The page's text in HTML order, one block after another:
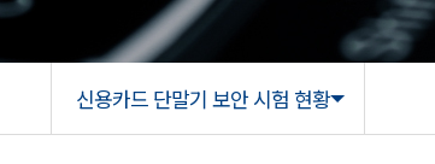
신용카드 단말기 보안 시험 현황